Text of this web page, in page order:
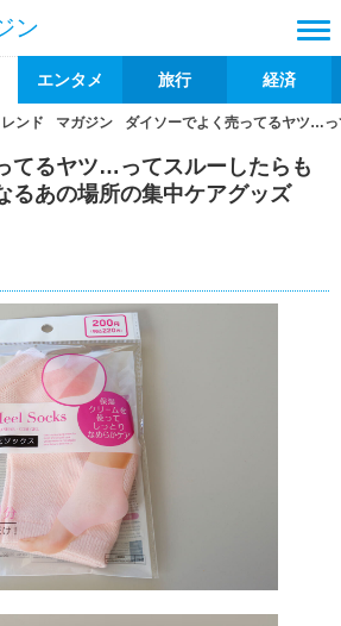
ン
エンタメ 旅行 経済
レンド マガジン ダイソーでよく売ってるヤツ…
てるヤツ…ってスルーしたらも
るあの場所の集中ケアグッズ